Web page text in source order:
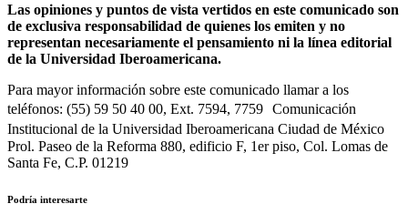
Las opiniones y puntos de vista vertidos en este comunicado son
de exclusiva responsabilidad de quienes los emiten y no
representan necesariamente el pensamiento ni la línea editorial
de la Universidad Iberoamericana.
Para mayor información sobre este comunicado llamar a los
teléfonos: (55) 59 50 40 00, Ext. 7594, 7759 Comunicación
Institucional de la Universidad Iberoamericana Ciudad de México
Prol. Paseo de la Reforma 880, edificio F, 1er piso, Col. Lomas de
Santa Fe, C.P. 01219
Podría interesarte